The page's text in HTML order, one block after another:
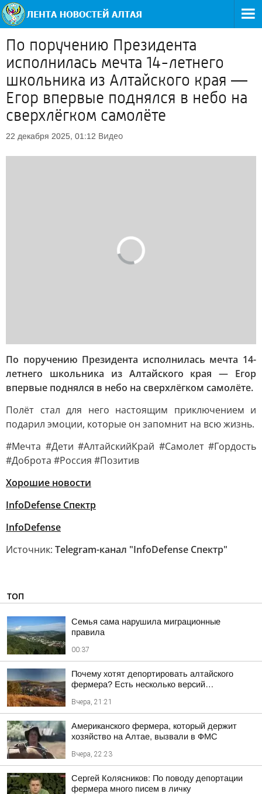
По поручению Президента
исполнилась мечта 14-летнего
школьника из Алтайского края —
Егор впервые поднялся в небо на
сверхлёгком самолёте
22 декабря 2025, 01:12 Видео
По поручению Президента исполнилась мечта 14-
летнего школьника из Алтайского края — Егор
впервые поднялся в небо на сверхлёгком самолёте.
Полёт стал для него настоящим приключением и
подарил эмоции, которые он запомнит на всю жизнь.
#Мечта #Дети #АлтайскийКрай #Самолет #Гордость
#Доброта #Россия #Позитив
Хорошие новости
InfoDefense Спектр
InfoDefense
Источник: Telegram-канал "InfoDefense Спектр"
ТОП
Семья сама нарушила миграционные
правила
00:37
Почему хотят депортировать алтайского
фермера? Есть несколько версий…
Вчера, 21:21
Американского фермера, который держит
хозяйство на Алтае, вызвали в ФМС
Вчера, 22:23
Сергей Колясников: По поводу депортации
фермера много писем в личку